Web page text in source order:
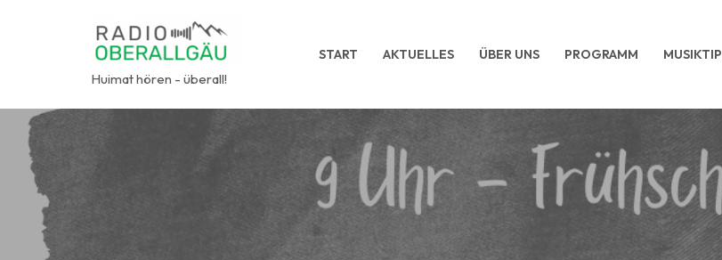
springen
Huimat hören - überall!
START AKTUELLES ÜBER UNS PROGRAMM